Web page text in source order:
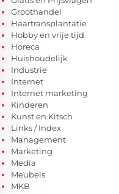
Groothandel
Haartransplantatie
Hobby en vrije tijd
Horeca
Huishoudelijk
Industrie
Internet
Internet marketing
Kinderen
Kunst en Kitsch
Links / Index
Management
Marketing
Media
Meubels
MKB